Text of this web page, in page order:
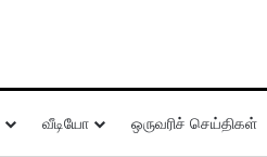
வீடியோ ஒருவரிச் செய்திகள்